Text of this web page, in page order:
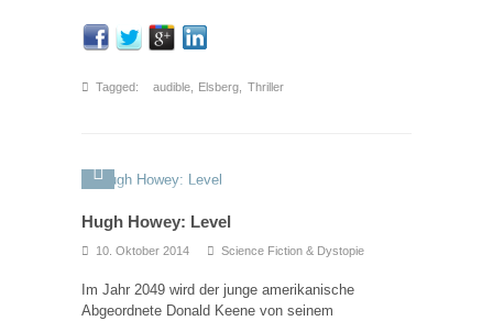
Tagged: audible, Elsberg Thriller
Hugh Howey: Level
10. Oktober 2014 Science Fiction & Dystopie
Im Jahr 2049 wird der junge amerikanische
Abgeordnete Donald Keene von seinem